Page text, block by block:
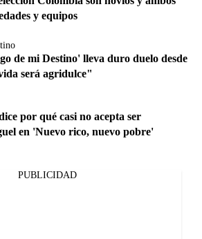
y equipos
de mi Destino' lleva duro duelo desde
será agridulce"
por qué casi no acepta ser
en 'Nuevo rico, nuevo pobre'
PUBLICIDAD